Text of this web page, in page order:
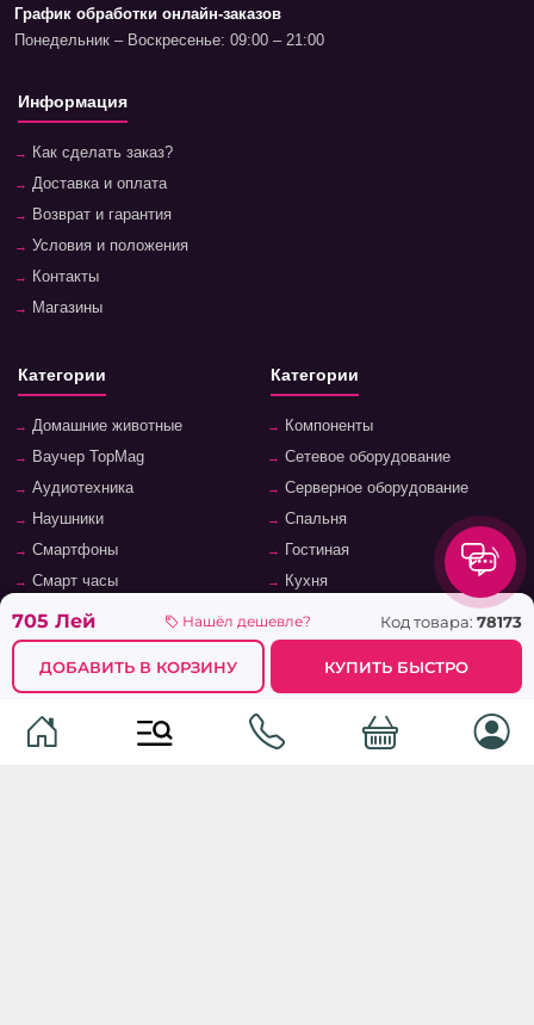
705 Лей Нашёл дешевле? Код товара: 78173
ДОБАВИТЬ В КОРЗИНУ КУПИТЬ БЫСТРО
График обработки онлайн-заказов
Понедельник – Воскресенье: 09:00 – 21:00
Информация
Как сделать заказ?
Доставка и оплата
Возврат и гарантия
Условия и положения
Контакты
Магазины
Категории
Домашние животные
Ваучер TopMag
Аудиотехника
Наушники
Смартфоны
Смарт часы
Кнопочные телефоны
Умные очки
Программное обеспечение
Ноутбуки и аксессуары
Категории
Компоненты
Сетевое оборудование
Серверное оборудование
Спальня
Гостиная
Кухня
Зал
Детская комната
Офис и кабинет
стеллажи